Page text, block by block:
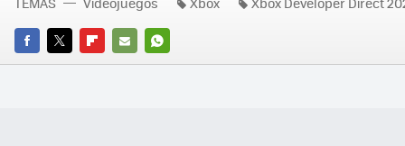
FACEBOOK
TWITTERFLIPBOARD
E-
WHATSAPP